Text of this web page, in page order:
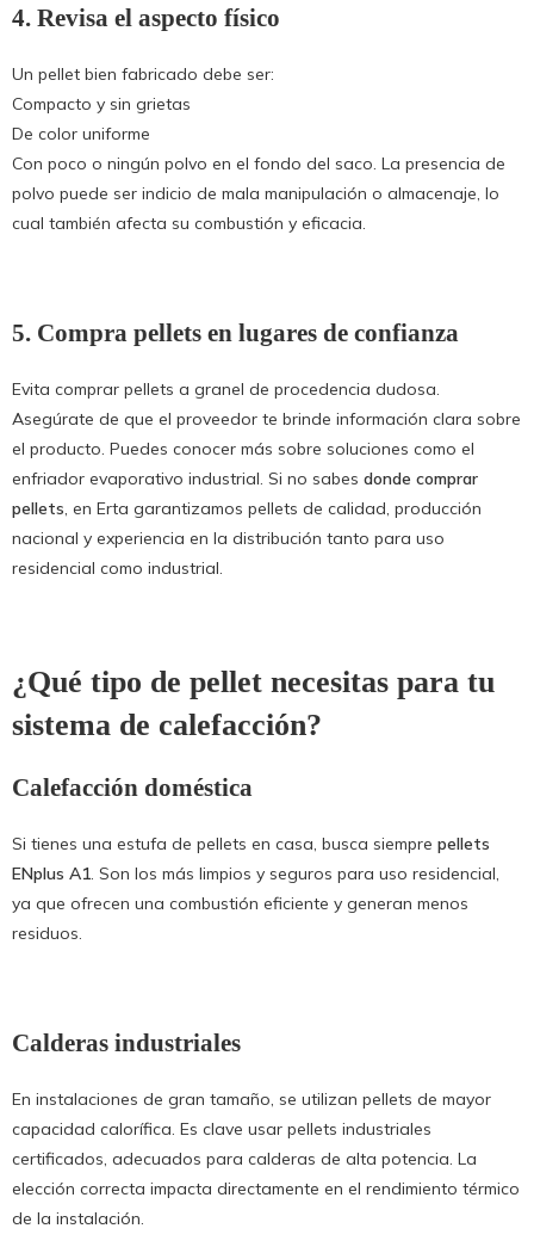
4. Revisa el aspecto físico
Un pellet bien fabricado debe ser:
Compacto y sin grietas
De color uniforme
Con poco o ningún polvo en el fondo del saco. La presencia de
polvo puede ser indicio de mala manipulación o almacenaje, lo
cual también afecta su combustión y eficacia.
5. Compra pellets en lugares de confianza
Evita comprar pellets a granel de procedencia dudosa.
Asegúrate de que el proveedor te brinde información clara sobre
el producto. Puedes conocer más sobre soluciones como el
enfriador evaporativo industrial. Si no sabes donde comprar
pellets, en Erta garantizamos pellets de calidad, producción
nacional y experiencia en la distribución tanto para uso
residencial como industrial.
¿Qué tipo de pellet necesitas para tu
sistema de calefacción?
Calefacción doméstica
Si tienes una estufa de pellets en casa, busca siempre pellets
ENplus A1. Son los más limpios y seguros para uso residencial,
ya que ofrecen una combustión eficiente y generan menos
residuos.
Calderas industriales
En instalaciones de gran tamaño, se utilizan pellets de mayor
capacidad calorífica. Es clave usar pellets industriales
certificados, adecuados para calderas de alta potencia. La
elección correcta impacta directamente en el rendimiento térmico
de la instalación.